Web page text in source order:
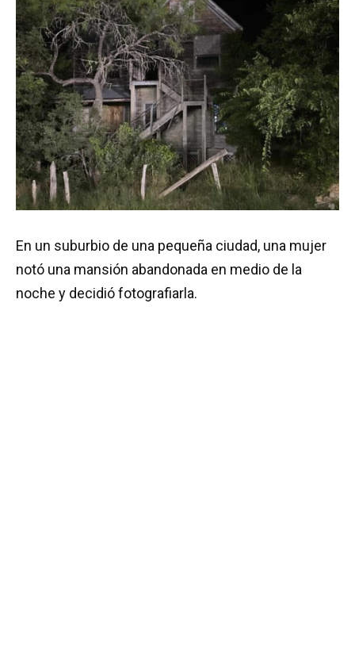
En un suburbio de una pequeña ciudad, una mujer
notó una mansión abandonada en medio de la
noche y decidió fotografiarla.